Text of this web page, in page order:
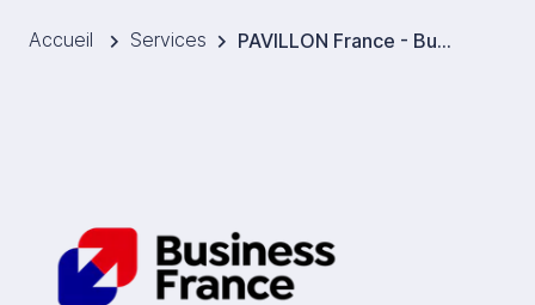
Accueil Services PAVILLON France - Business France